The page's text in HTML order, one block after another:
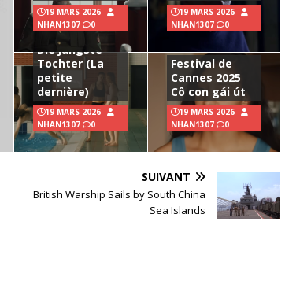
19 MARS 2026
NHAN1307
0
19 MARS 2026
NHAN1307
0
Festival de
Cannes 2025
Die jüngste
Tochter (La
petite
dernière)
19 MARS 2026
NHAN1307
0
Festival de
Cannes 2025
Cô con gái út
19 MARS 2026
NHAN1307
0
SUIVANT
British Warship Sails by South China
Sea Islands